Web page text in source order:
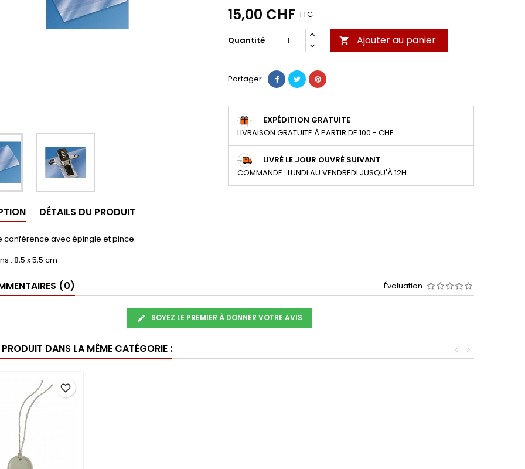
15,00 CHF TTC
Quantité  Ajouter au panier
Partager
EXPÉDITION GRATUITE
LIVRAISON GRATUITE À PARTIR DE 100.- CHF
LIVRÉ LE JOUR OUVRÉ SUIVANT
COMMANDE : LUNDI AU VENDREDI JUSQU'À 12H
DÉTAILS DU PRODUIT
conférence avec épingle et pince.
: 8,5 x 5,5 cm
(0) Évaluation
SOYEZ LE PREMIER À DONNER VOTRE AVIS
PRODUIT DANS LA MÊME CATÉGORIE : >
<
favorite_border